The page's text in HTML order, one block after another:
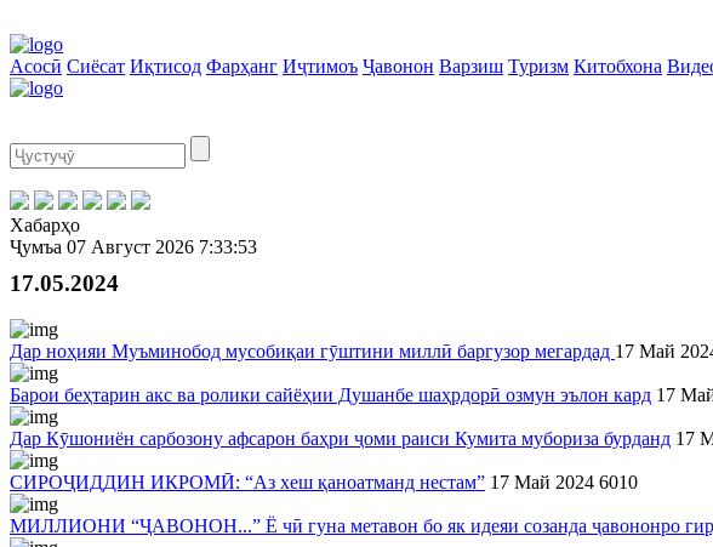
Асосӣ Сиёсат Иқтисод Фарҳанг Иҷтимоъ Ҷавонон Варзиш Туризм Китобхона
Хабарҳо
Ҷумъа 07 Август 2026 7:33:53
17.05.2024
Дар ноҳияи Муъминобод мусобиқаи гӯштини миллӣ баргузор мегардад 17 Май
Барои беҳтарин акс ва ролики сайёҳии Душанбе шаҳрдорӣ озмун эълон кард 17
Дар Кӯшониён сарбозону афсарон баҳри ҷоми раиси Кумита мубориза бурданд 17
СИРОҶИДДИН ИКРОМӢ: “Аз хеш қаноатманд нестам” 17 Май 2024 6010
МИЛЛИОНИ “ҶАВОНОН...” Ё чӣ гуна метавон бо як идеяи созанда ҷавононро